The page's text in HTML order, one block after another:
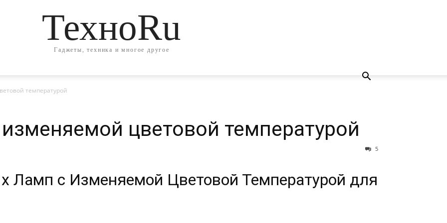
ТехноRu
Гаджеты, техника и многое другое
температурой
цветовой температурой
5
Ламп с Изменяемой Цветовой Температурой для